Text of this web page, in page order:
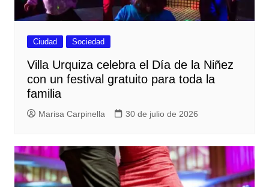
Ciudad Sociedad
Villa Urquiza celebra el Día de la Niñez
con un festival gratuito para toda la
familia
Marisa Carpinella 30 de julio de 2026